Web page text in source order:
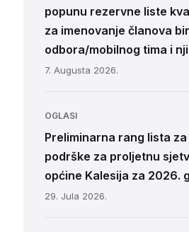
popunu rezervne liste
za imenovanje članova
odbora/mobilnog tima i
7. Augusta 2026.
OGLASI
Preliminarna rang lista
podrške za proljetnu
općine Kalesija za 2026.
29. Jula 2026.